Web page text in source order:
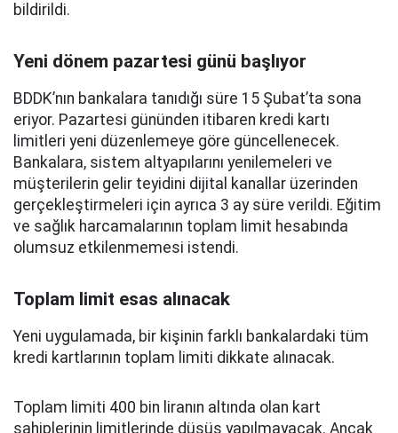
bildirildi.
Yeni dönem pazartesi günü başlıyor
BDDK’nın bankalara tanıdığı süre 15 Şubat’ta sona
eriyor. Pazartesi gününden itibaren kredi kartı
limitleri yeni düzenlemeye göre güncellenecek.
Bankalara, sistem altyapılarını yenilemeleri ve
müşterilerin gelir teyidini dijital kanallar üzerinden
gerçekleştirmeleri için ayrıca 3 ay süre verildi. Eğitim
ve sağlık harcamalarının toplam limit hesabında
olumsuz etkilenmemesi istendi.
Toplam limit esas alınacak
Yeni uygulamada, bir kişinin farklı bankalardaki tüm
kredi kartlarının toplam limiti dikkate alınacak.
Toplam limiti 400 bin liranın altında olan kart
sahiplerinin limitlerinde düşüş yapılmayacak. Ancak